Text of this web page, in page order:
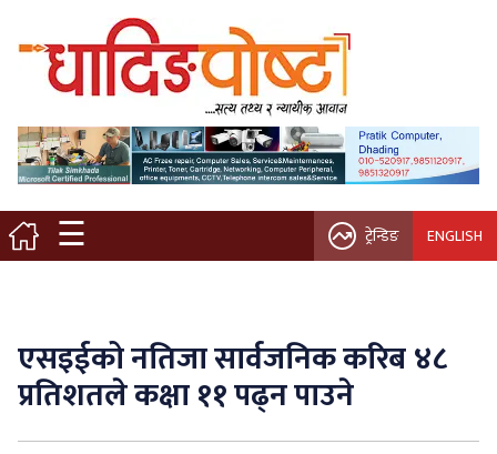
☰
मुख्य पृष्ठ
स्थानीय समाचार
विचार / ब्लग
नगर/गाउँ पालिका
कृषि/सहकारी
साहित्य / संस्कृति
ट्रेन्डिङ ENGLISH
एसइईको नतिजा सार्वजनिक करिब ४८
प्रतिशतले कक्षा ११ पढ्न पाउने